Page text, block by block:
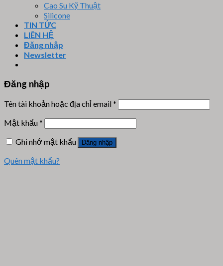
Cao Su Kỹ Thuật
Silicone
TIN TỨC
LIÊN HỆ
Đăng nhập
Newsletter
Đăng nhập
Tên tài khoản hoặc địa chỉ email*
Mật khẩu*
Ghi nhớ mật khẩu
Đăng nhập
Quên mật khẩu?